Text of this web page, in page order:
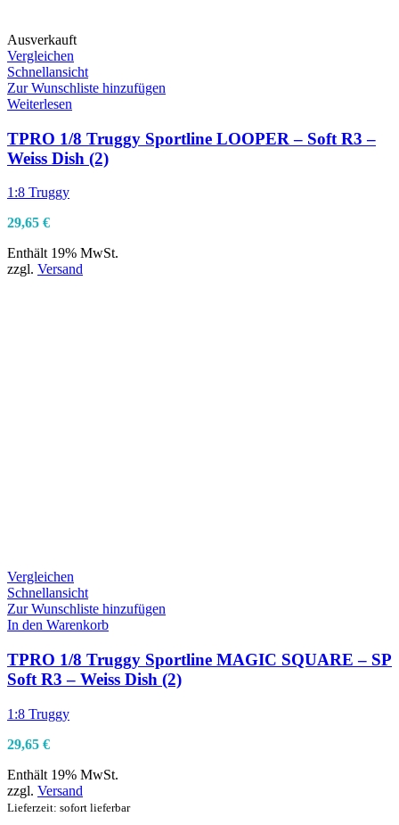
Ausverkauft
Vergleichen
Schnellansicht
Zur Wunschliste hinzufügen
Weiterlesen
TPRO 1/8 Truggy Sportline LOOPER – Soft R3 –
Weiss Dish (2)
1:8 Truggy
29,65 €
Enthält 19% MwSt.
zzgl. Versand
Vergleichen
Schnellansicht
Zur Wunschliste hinzufügen
In den Warenkorb
TPRO 1/8 Truggy Sportline MAGIC SQUARE – SP
Soft R3 – Weiss Dish (2)
1:8 Truggy
29,65 €
Enthält 19% MwSt.
zzgl. Versand
Lieferzeit: sofort lieferbar